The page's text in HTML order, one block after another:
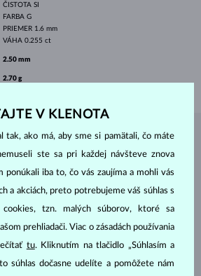
ČISTOTA SI
FARBA G
PRIEMER 1.6 mm
VÁHA 0.255 ct
2.50 mm
2.70 g
ATELIÉRU KLENOTA
V KLENOTA
tak, ako má, aby sme si pamätali, čo máte
ste sa pri každej návšteve znova
ponúkali iba to, čo vás zaujíma a mohli vás
a akciách, preto potrebujeme váš súhlas s
cookies, tzn. malých súborov, ktoré sa
prehliadači. Viac o zásadách používania
tu. Kliknutím na tlačidlo „Súhlasím a
súhlas dočasne udelíte a pomôžete nám